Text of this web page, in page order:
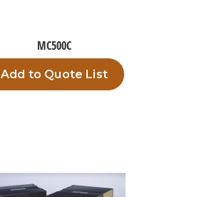
MC500C
Add to Quote List